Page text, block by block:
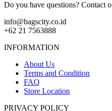
Do you have questions? Contact
info@bagscity.co.id
+62 21 7563888
INFORMATION
About Us
Terms and Condition
FAQ
Store Location
PRIVACY POLICY